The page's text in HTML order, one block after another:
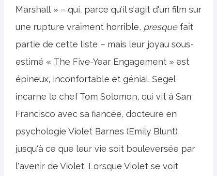
Marshall » – qui, parce qu'il s'agit d'un film sur
une rupture vraiment horrible, presquefait
partie de cette liste – mais leur joyau sous-
estimé « The Five-Year Engagement » est
épineux, inconfortable et génial. Segel
incarne le chef Tom Solomon, qui vit à San
Francisco avec sa fiancée, docteure en
psychologie Violet Barnes (Emily Blunt),
jusqu'à ce que leur vie soit bouleversée par
l'avenir de Violet. Lorsque Violet se voit